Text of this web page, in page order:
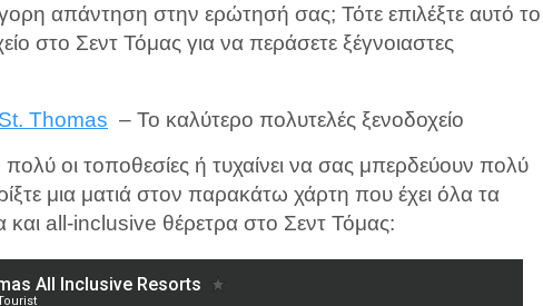
απάντηση στην ερώτησή σας; Τότε επιλέξτε αυτό το
στο Σεντ Τόμας για να περάσετε ξέγνοιαστες
Thomas – Το καλύτερο πολυτελές ξενοδοχείο
οι τοποθεσίες ή τυχαίνει να σας μπερδεύουν πολύ
μια ματιά στον παρακάτω χάρτη που έχει όλα τα
και all-inclusive θέρετρα στο Σεντ Τόμας: